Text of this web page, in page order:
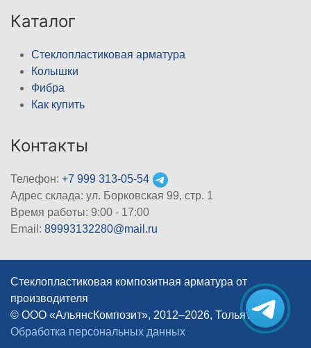
Каталог
Стеклопластиковая арматура
Колышки
Фибра
Как купить
Контакты
Телефон: +7 999 313-05-54
Адрес склада: ул. Борковская 99, стр. 1
Время работы: 9:00 - 17:00
Email: 89993132280@mail.ru
Стеклопластиковая композитная арматура от
производителя
© ООО «АльянсКомпозит», 2012–2026, Тольятти
|
Обработка персональных данных